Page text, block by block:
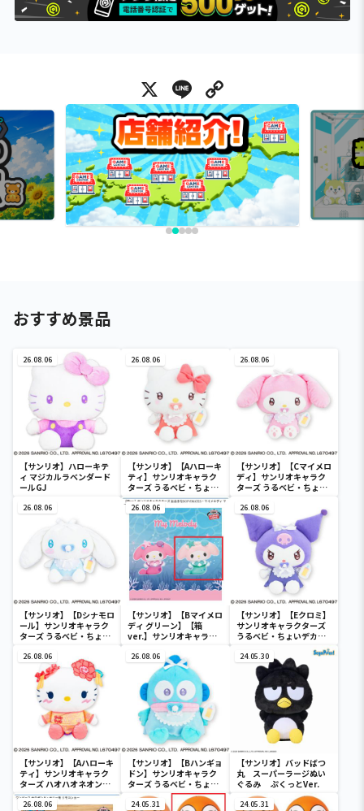
X Line
おすすめ景品
26.08.06
【サンリオ】ハローキテ
ィ マジカルラベンダード
ールGJ
26.08.06
【サンリオ】【Aハローキ
ティ】サンリオキャラク
ターズ うるベビ・ちょい
デカドール
26.08.06
【サンリオ】【Cマイメロ
ディ】サンリオキャラク
ターズ うるベビ・ちょい
26.08.06
【サンリオ】【Dシナモロ
ール】サンリオキャラク
ターズ うるベビ・ちょい
26.08.06
【サンリオ】【Bマイメロ
ディ グリーン】【箱
ver.】サンリオキャラク
SOFVIMATES～マイメロ
ディ マーメイドver. ～
26.08.06
【サンリオ】【Eクロミ】
サンリオキャラクターズ
うるベビ・ちょいデカド
26.08.06
【サンリオ】【Aハローキ
ティ】サンリオキャラク
ターズ ハオハオネオンタ
ウンドールBIGタイプ1
26.08.06
【サンリオ】【Bハンギョ
ドン】サンリオキャラク
ターズ うるベビ・ちょい
デカドール
24.05.30
【サンリオ】バッドばつ
丸 スーパーラージぬい
ぐるみ ぷくっとVer.
26.08.06 24.05.31 24.05.31